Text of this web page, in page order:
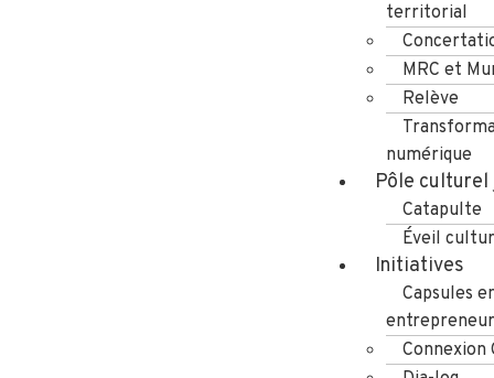
territorial
MRC et
Relève
numérique
Pôle culturel
Catapulte
Éveil
Initiatives
Capsules
Connexion